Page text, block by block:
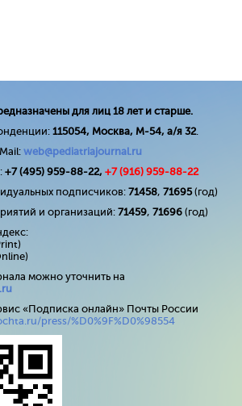
для лиц 18 лет и старше.
115054, Москва, М-54, а/я 32.
web@pediatriajournal.ru
+7 (495) 959-88-22, +7 (916) 959-88-22
подписчиков: 71458, 71695(год)
и организаций: 71459, 71696 (год)
можно уточнить на
.ru
«Подписка онлайн» Почты России
press/%D0%9F%D0%98554